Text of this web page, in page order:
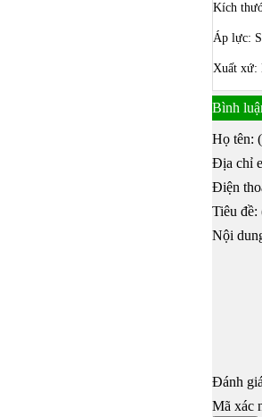
Kích
Áp lực:
Xuất xứ:
Bình
Họ tên:
Địa chỉ
Điện
Tiêu
Nội
Đánh
Mã xác